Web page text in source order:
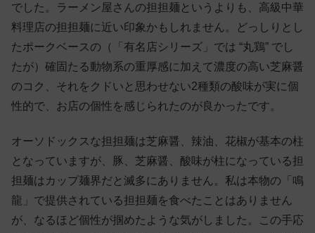
でした。ラーメン屋さんの担担麺というよりも、高級中華
料理店の担担麺に近い印象かもしれません。どっしりとし
たポークベースの（「有名店シリーズ」では “丸鶏” でし
たが）確固たる動物系の重厚感に加えて濃度の高い芝麻醤
のコク、それをクドいと思わせない2種類の酸味が実に個
性的で、お店の個性を感じられたのが良かったです。
オーソドックスな担担麺は芝麻醤、辣油、花椒が基本の柱
となっていますが、豚、芝麻醤、酸味が柱になっている担
担麺はカップ麺界だと滅多にありません。私は本物の「鳴
龍」で提供されている担担麺を食べたことはありません
が、なるほど個性が掴めたような気がしました。この手応